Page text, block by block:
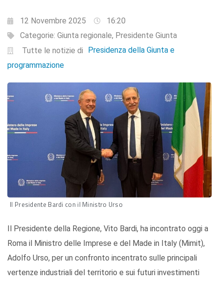
12 Novembre 2025
16:20
Categorie: Giunta regionale, Presidente Giunta
Tutte le notizie di
Presidenza della Giunta e
programmazione
Il Presidente Bardi con il Ministro Urso
Il Presidente della Regione, Vito Bardi, ha incontrato oggi a
Roma il Ministro delle Imprese e del Made in Italy (Mimit),
Adolfo Urso, per un confronto incentrato sulle principali
vertenze industriali del territorio e sui futuri investimenti